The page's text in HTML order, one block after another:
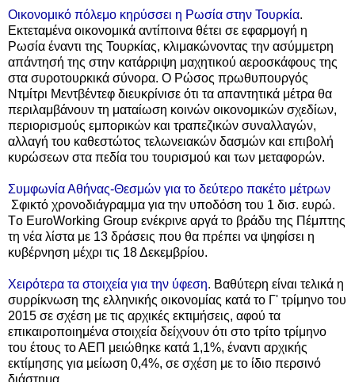
Οικονομικό πόλεμο κηρύσσει η Ρωσία στην Τουρκία.
Εκτεταμένα οικονομικά αντίποινα θέτει σε εφαρμογή η
Ρωσία έναντι της Τουρκίας, κλιμακώνοντας την ασύμμετρη
απάντησή της στην κατάρριψη μαχητικού αεροσκάφους της
στα συροτουρκικά σύνορα. Ο Ρώσος πρωθυπουργός
Ντμίτρι Μεντβέντεφ διευκρίνισε ότι τα απαντητικά μέτρα θα
περιλαμβάνουν τη ματαίωση κοινών οικονομικών σχεδίων,
περιορισμούς εμπορικών και τραπεζικών συναλλαγών,
αλλαγή του καθεστώτος τελωνειακών δασμών και επιβολή
κυρώσεων στα πεδία του τουρισμού και των μεταφορών.
Συμφωνία Αθήνας-Θεσμών για το δεύτερο πακέτο μέτρων
Σφικτό χρονοδιάγραμμα για την υποδόση του 1 δισ. ευρώ.
Tο EuroWorking Group ενέκρινε αργά το βράδυ της Πέμπτης
τη νέα λίστα με 13 δράσεις που θα πρέπει να ψηφίσει η
κυβέρνηση μέχρι τις 18 Δεκεμβρίου.
Χειρότερα τα στοιχεία για την ύφεση. Βαθύτερη είναι τελικά η
συρρίκνωση της ελληνικής οικονομίας κατά το Γ' τρίμηνο του
2015 σε σχέση με τις αρχικές εκτιμήσεις, αφού τα
επικαιροποιημένα στοιχεία δείχνουν ότι στο τρίτο τρίμηνο
του έτους το ΑΕΠ μειώθηκε κατά 1,1%, έναντι αρχικής
εκτίμησης για μείωση 0,4%, σε σχέση με το ίδιο περσινό
διάστημα.